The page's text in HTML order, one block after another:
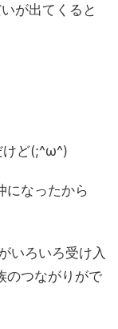
が出てくると
けど(;^ω^)
になったから
いろいろ受け入
のつながりがで